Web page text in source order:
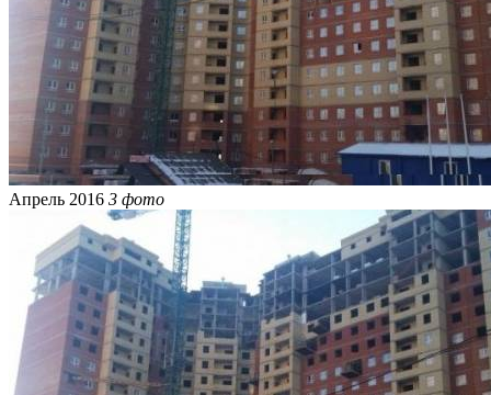
Апрель 2016 3 фото